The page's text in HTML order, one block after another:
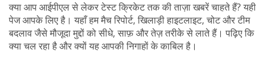
क्या आप आईपीएल से लेकर टेस्ट क्रिकेट तक की ताज़ा खबरें चाहते हैं? यही
पेज आपके लिए है। यहाँ हम मैच रिपोर्ट, खिलाड़ी हाइटलाइट, चोट और टीम
बदलाव जैसे मौजूदा मुद्दों को सीधे, साफ़ और तेज़ तरीके से लाते हैं। पढ़िए कि
क्या चल रहा है और क्यों यह आपकी निगाहों के काबिल है।